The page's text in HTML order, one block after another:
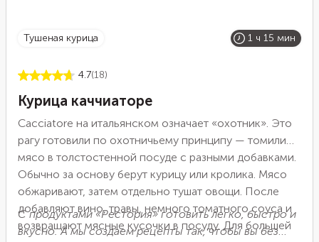
тушеная курица 1 ч 15 мин
4.7(18)
Курица каччиаторе
Cacciatore на итальянском означает «охотник». Это
рагу готовили по охотничьему принципу — томили
мясо в толстостенной посуде с разными добавками.
Обычно за основу берут курицу или кролика. Мясо
обжаривают, затем отдельно тушат овощи. После
добавляют вино, травы, немного томатного соуса и
возвращают мясные кусочки в посуду. Для большей
С продуктами «Рестория» готовить легко, быстро и
вкусно. А мы создаем рецепты так, чтобы вы без